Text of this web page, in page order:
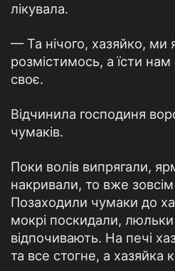
лікувала.
— Та нічого, хазяйко, ми
розмістимось, а їсти
своє.
Відчинила господиня
чумаків.
Поки волів випрягали,
накривали, то вже зовсім
Позаходили чумаки до
мокрі поскидали,
відпочивають. На печі
та все стогне, а хазяйка